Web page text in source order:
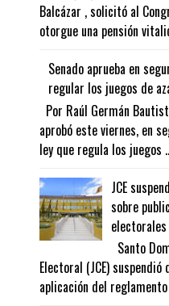
Balcázar , solicitó al
otorgue una pensión
Senado aprueba en
regular los juegos de
Por Raúl Germán
aprobó este viernes, en
ley que regula los juegos
JCE
sobre
electorales
Santo
Electoral (JCE)
aplicación del